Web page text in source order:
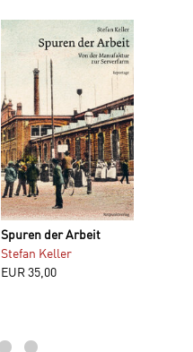
Spuren der Arbeit
Stefan Keller
EUR35,00